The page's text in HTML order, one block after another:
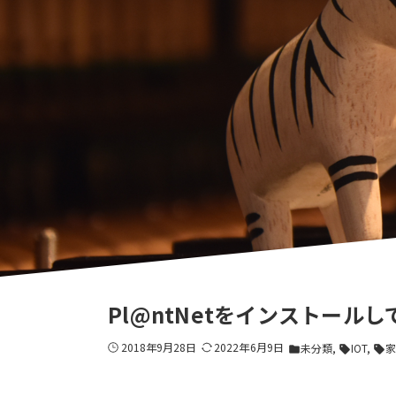
Pl@ntNetをインストールし
2018年9月28日 2022年6月9日 folder未分類 sellIOT sell家